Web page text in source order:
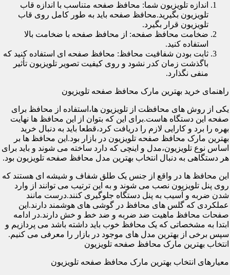
اندازه تلویزیون شما: محافظ صفحه متناسب با اندازه قاب
تلویزیون بگیرید.محافظ صفحه باید به طور کامل روی قاب
تلویزیون قرار بگیرد.
ضخامت محافظ صفحه: از محافظ صفحه با ضخامت بالا
استفاده کنید.
ثابت بودن شفافیت محافظ: محافظ صفحه ای استفاده کنید که
باگذشت زمان کدر نشود و روی کیفیت تصویر تلویزیون تأثیر
منفی نگذارد.
راهنمای خرید بهترین مارک محافظ صفحه تلویزیون
یکی از روش های محافظت از تلویزیون ها،استفاده از محافظ برای
صفحه این دستگاه هاست.برای این که بتوان از این محافظ ها نهایت
بهره را برد و کارایی لازم را دریافت کرد،قطعا باید به دنبال خرید
بهترین مارک محافظ صفحه تلویزیون در بازار بود.این محافظ ها بر
اساس نوع تلویزیون،مدل و اینچی که دارد ساخته می شوند و باید برای
هر دستگاهی به دنبال انتخاب بهترین مدل محافظ صفحه تلویزیون بود.
این محافظ ها در واقع از جنس یک طلق شفاف و شیشه ای هستند که
روی پنل تلویزیون نصب می شوند و به این ترتیب می توانند از وارد
شدن ضربه و آسیب به پنل دستگاه جلوگیری کنند.درست مانند
عملکردی که گلس های محافظ در گوشی های هوشمند دارند.این
صفحات محافظ ماهیت ضد ضربه و ضد خط و خش دارند.در ادامه
ابتدا به مشخصاتی که یک محافظ خوب باید داشته باشد می پردازیم و
سپس برخی از بهترین مدل های موجود در بازار را معرفی می کنیم.
انتخاب بهترین مارک محافظ صفحه تلویزیون
معیارهای انتخاب بهترین مارک محافظ صفحه تلویزیون